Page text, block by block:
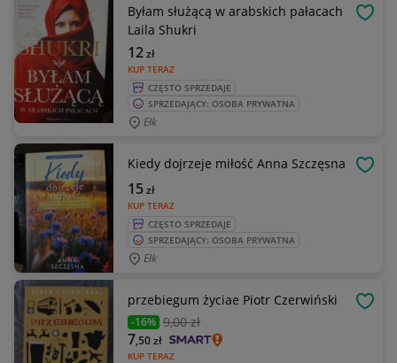
Byłam służącą w arabskich pałacach
Laila Shukri
KUP TERAZ
12zł
CZĘSTO SPRZEDAJE
SPRZEDAJĄCY: OSOBA PRYWATNA
Ełk
Kiedy dojrzeje miłość Anna Szczęsna
KUP TERAZ
15zł
CZĘSTO SPRZEDAJE
SPRZEDAJĄCY: OSOBA PRYWATNA
Ełk
przebiegum życiae Piotr Czerwiński
-16% 9,00 zł
KUP TERAZ
7,50zł